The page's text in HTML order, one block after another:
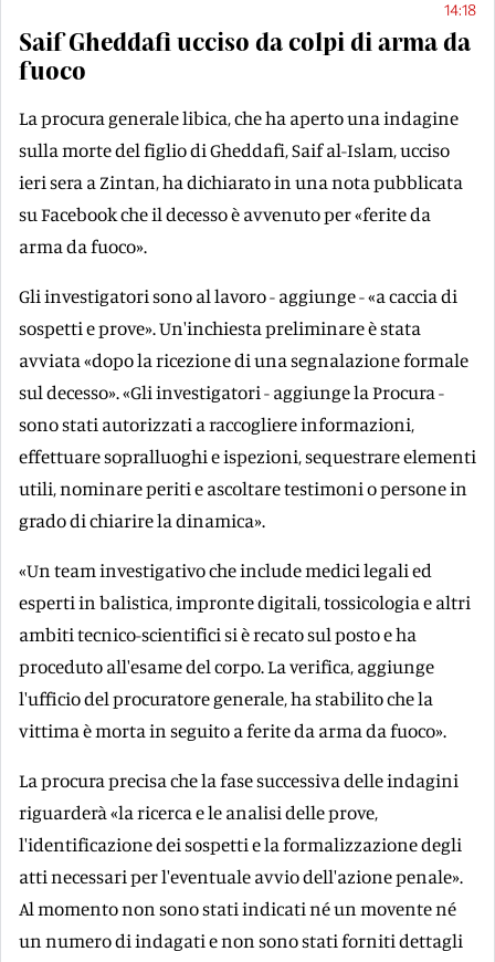
14:18
Saif Gheddafi ucciso da colpi di arma da
fuoco
La procura generale libica, che ha aperto una indagine
sulla morte del figlio di Gheddafi, Saif al-Islam, ucciso
ieri sera a Zintan, ha dichiarato in una nota pubblicata
su Facebook che il decesso è avvenuto per «ferite da
arma da fuoco».
Gli investigatori sono al lavoro - aggiunge - «a caccia di
sospetti e prove». Un'inchiesta preliminare è stata
avviata «dopo la ricezione di una segnalazione formale
sul decesso». «Gli investigatori - aggiunge la Procura -
sono stati autorizzati a raccogliere informazioni,
effettuare sopralluoghi e ispezioni, sequestrare elementi
utili, nominare periti e ascoltare testimoni o persone in
grado di chiarire la dinamica».
«Un team investigativo che include medici legali ed
esperti in balistica, impronte digitali, tossicologia e altri
ambiti tecnico-scientifici si è recato sul posto e ha
proceduto all'esame del corpo. La verifica, aggiunge
l'ufficio del procuratore generale, ha stabilito che la
vittima è morta in seguito a ferite da arma da fuoco».
La procura precisa che la fase successiva delle indagini
riguarderà «la ricerca e le analisi delle prove,
l'identificazione dei sospetti e la formalizzazione degli
atti necessari per l'eventuale avvio dell'azione penale».
Al momento non sono stati indicati né un movente né
un numero di indagati e non sono stati forniti dettagli